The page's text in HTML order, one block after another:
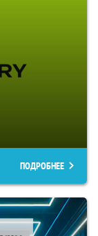
ПОДРОБНЕЕ